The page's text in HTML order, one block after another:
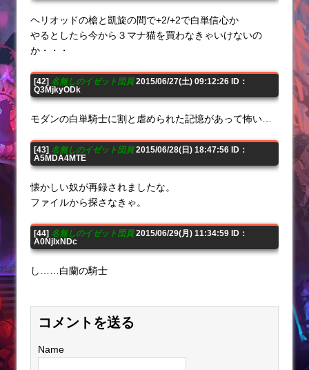
ヘリオッドの槍と凱旋の間で+2/+2で白単信心か
やるとしたら今から３マナ猫を買わなきゃいけないの
か・・・
[42] 名無しのイゼット団員2015/06/27(土) 09:12:26 ID：
Q3MjkyODk
モダンの白単騎士に割と虐められた記憶があって怖い…
[43] 名無しのイゼット団員2015/06/28(日) 18:47:56 ID：
A5MDA4MTE
懐かしい奴が再録されましたな。
ファイルから探さなきゃ。
[44] 名無しのイゼット団員2015/06/29(月) 11:34:59 ID：
A0NjIxNDc
し……白蘭の騎士
コメントを送る
Name